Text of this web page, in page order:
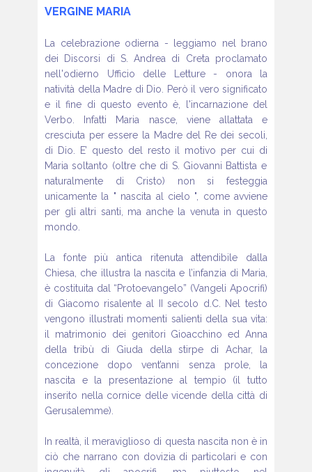
VERGINE MARIA
La celebrazione odierna - leggiamo nel brano
dei Discorsi di S. Andrea di Creta proclamato
nell'odierno Ufficio delle Letture- onora la
natività della Madre di Dio. Però il vero significato
e il
fine di questo evento è,
l'incarnazione del
Verbo.
Infatti Maria nasce, viene allattata e
cresciuta per essere la Madredel Re dei secoli,
di Dio. E’ questo del resto il motivo per cui di
Maria soltanto (oltre che di S. Giovanni Battista e
naturalmente di Cristo) non si festeggia
unicamente la " nascita al cielo ", comeavviene
per gli altri santi, ma anche la venuta in questo
mondo.
La fonte più antica ritenuta attendibile dalla
Chiesa, che illustra la nascita e l’infanzia di Maria,
è costituita dal
“Protoevangelo” (Vangeli Apocrifi)
di Giacomo risalente al II secolo d.C. Nel testo
vengono illustrati momenti salienti della sua vita:
il matrimonio dei genitori Gioacchino ed Anna
della tribù di Giuda della stirpe di Achar, la
concezione dopo vent’anni senza prole, la
nascita e la presentazione al tempio (il tutto
inserito nella cornice delle vicende della città di
Gerusalemme).
In realtà, il meraviglioso di questa nascita non è in
ciò che narrano con dovizia di particolari e con